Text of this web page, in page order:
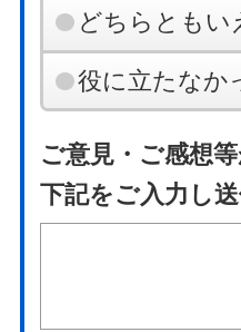
どちらともい
役に立たなか
ご意見・ご感想
下記をご入力し送